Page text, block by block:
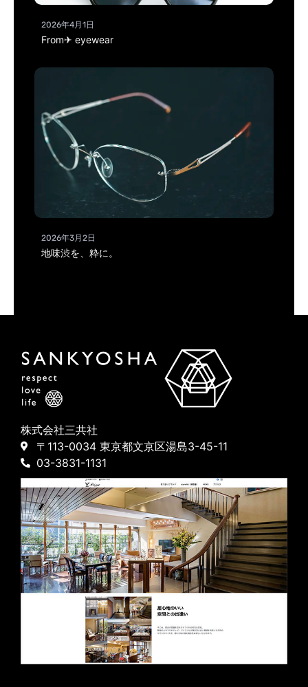
2026年4月1日
From✈ eyewear
2026年3月2日
地味渋を、粋に。
株式会社三共社
〒113-0034 東京都文京区湯島3-45-11
03-3831-1131